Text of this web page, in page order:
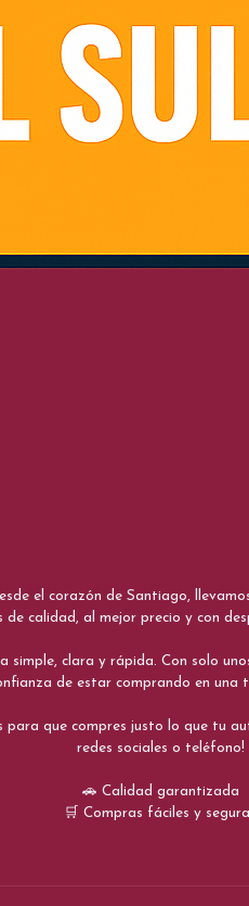
el corazón de Santiago,
de calidad, al mejor precio y con
clara y rápida. Con solo
de estar comprando en una
para que compres justo lo que
redes sociales o teléfono!
🚗 Calidad garantizada
🛒 Compras fáciles y